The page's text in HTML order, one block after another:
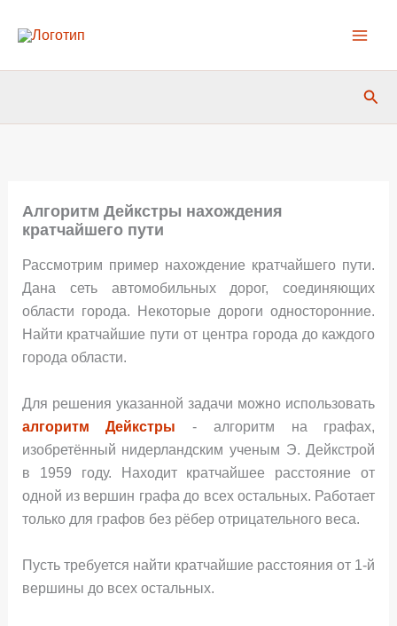
Алгоритм Дейкстры нахождения
кратчайшего пути
Рассмотрим пример нахождение кратчайшего пути.
Дана сеть автомобильных дорог, соединяющих
области города. Некоторые дороги односторонние.
Найти кратчайшие пути от центра города до каждого
города области.
Для решения указанной задачи можно использовать
алгоритм Дейкстры - алгоритм на графах,
изобретённый нидерландским ученым Э. Дейкстрой
в 1959 году. Находит кратчайшее расстояние от
одной из вершин графа до всех остальных. Работает
только для графов без рёбер отрицательного веса.
Пусть требуется найти кратчайшие расстояния от 1-й
вершины до всех остальных.